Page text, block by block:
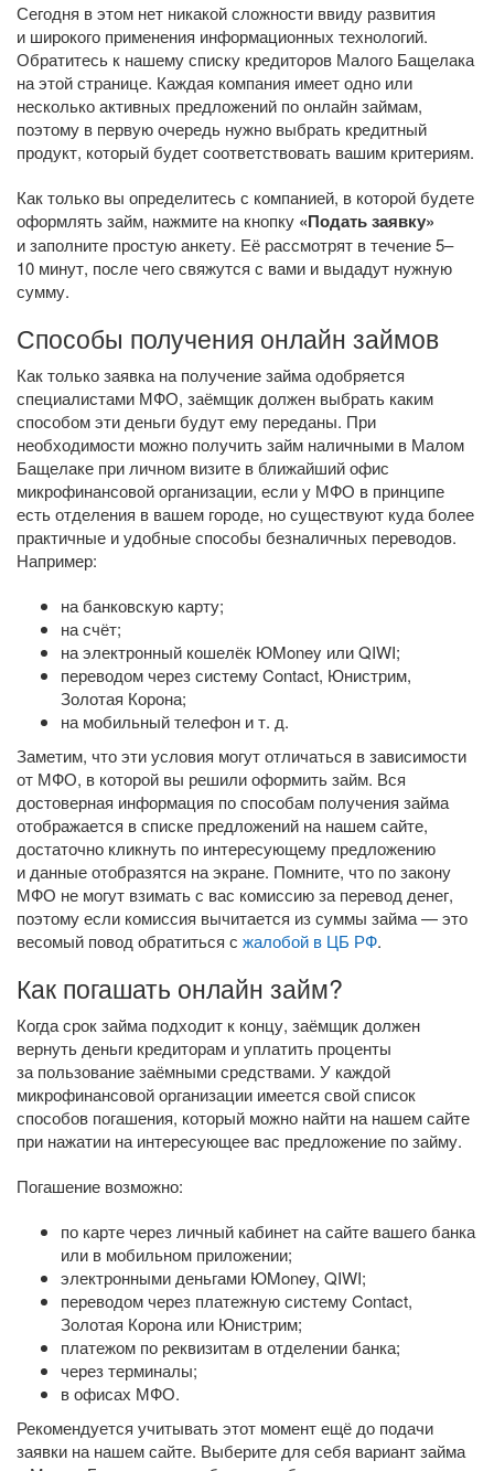
Сегодня в этом нет никакой сложности ввиду развития
и широкого применения информационных технологий.
Обратитесь к нашему списку кредиторов Малого Бащелака
на этой странице. Каждая компания имеет одно или
несколько активных предложений по онлайн займам,
поэтому в первую очередь нужно выбрать кредитный
продукт, который будет соответствовать вашим критериям.
Как только вы определитесь с компанией, в которой будете
оформлять займ, нажмите на кнопку «Подать заявку»
и заполните простую анкету. Её рассмотрят в течение 5–
10 минут, после чего свяжутся с вами и выдадут нужную
сумму.
Способы получения онлайн займов
Как только заявка на получение займа одобряется
специалистами МФО, заёмщик должен выбрать каким
способом эти деньги будут ему переданы. При
необходимости можно получить займ наличными в Малом
Бащелаке при личном визите в ближайший офис
микрофинансовой организации, если у МФО в принципе
есть отделения в вашем городе, но существуют куда более
практичные и удобные способы безналичных переводов.
Например:
на банковскую карту;
на счёт;
на электронный кошелёк ЮMoney или QIWI;
переводом через систему Contact, Юнистрим,
Золотая Корона;
на мобильный телефон и т. д.
Заметим, что эти условия могут отличаться в зависимости
от МФО, в которой вы решили оформить займ. Вся
достоверная информация по способам получения займа
отображается в списке предложений на нашем сайте,
достаточно кликнуть по интересующему предложению
и данные отобразятся на экране. Помните, что по закону
МФО не могут взимать с вас комиссию за перевод денег,
поэтому если комиссия вычитается из суммы займа — это
весомый повод обратиться с жалобой в ЦБ РФ.
Как погашать онлайн займ?
Когда срок займа подходит к концу, заёмщик должен
вернуть деньги кредиторам и уплатить проценты
за пользование заёмными средствами. У каждой
микрофинансовой организации имеется свой список
способов погашения, который можно найти на нашем сайте
при нажатии на интересующее вас предложение по займу.
Погашение возможно:
по карте через личный кабинет на сайте вашего банка
или в мобильном приложении;
электронными деньгами ЮMoney, QIWI;
переводом через платежную систему Contact,
Золотая Корона или Юнистрим;
платежом по реквизитам в отделении банка;
через терминалы;
в офисах МФО.
Рекомендуется учитывать этот момент ещё до подачи
заявки на нашем сайте. Выберите для себя вариант займа